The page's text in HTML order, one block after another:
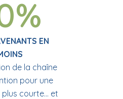
EN
de la chaîne
pour une
courte... et